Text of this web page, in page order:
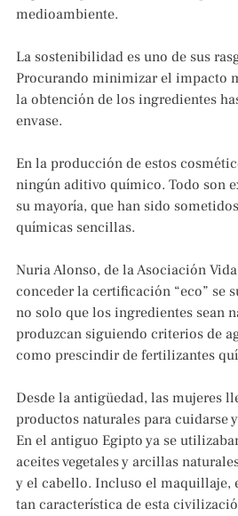
medioambiente.
La sostenibilidad es uno de sus
Procurando minimizar el impacto
la obtención de los ingredientes
envase.
En la producción de estos
ningún aditivo químico. Todo son
su mayoría, que han sido
químicas sencillas.
Nuria Alonso, de la Asociación
conceder la certificación “eco” se
no solo que los ingredientes sean
produzcan siguiendo criterios de
como prescindir de fertilizantes
Desde la antigüedad, las mujeres
productos naturales para cuidarse
En el antiguo Egipto ya se
aceites vegetales y arcillas
y el cabello. Incluso el maquillaje,
tan característica de esta